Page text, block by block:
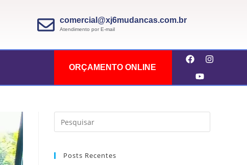
comercial@xj6mudancas.com.br
Atendimento por E-mail
ORÇAMENTO ONLINE
Posts Recentes